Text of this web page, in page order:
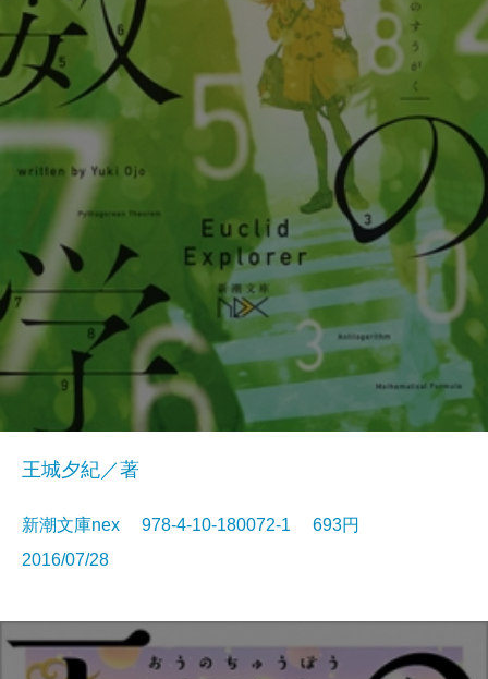
王城夕紀／著
新潮文庫nex 978-4-10-180072-1 693円
2016/07/28